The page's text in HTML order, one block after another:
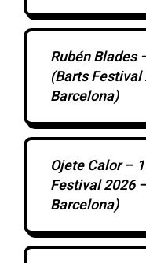
Rubén Blades
(Barts
Barcelona)
Ojete Calor –
Festival 2026
Barcelona)